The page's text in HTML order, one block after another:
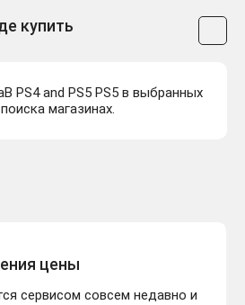
купить
PS4 and PS5 PS5 в выбранных
магазинах.
цены
сервисом совсем недавно и